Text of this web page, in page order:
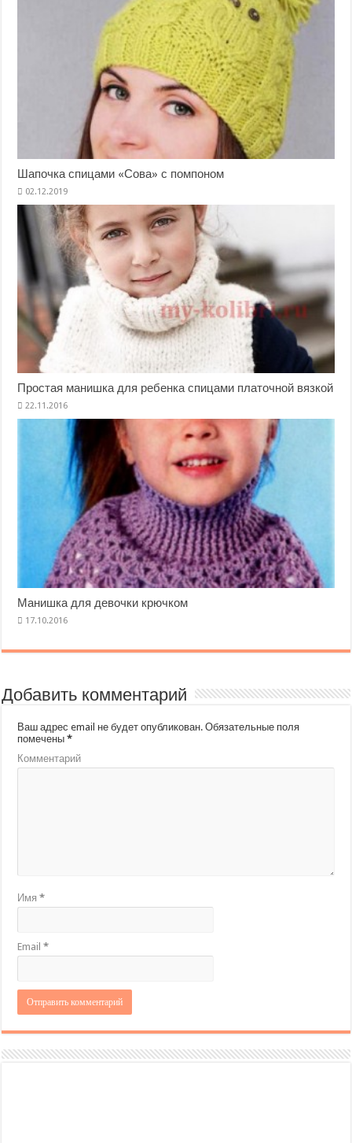
Шапочка спицами «Сова» с помпоном
Простая манишка для ребенка спицами платочной вязкой
Манишка для девочки крючком
Добавить комментарий
Ваш адрес email не будет опубликован. Обязательные поля
помечены*
Комментарий
Имя*
Email*